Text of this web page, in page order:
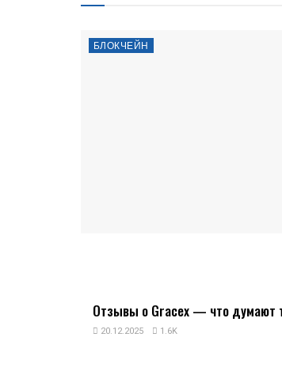
БЛОКЧЕЙН
Отзывы о Gracex — что думают
20.12.2025 1.6K